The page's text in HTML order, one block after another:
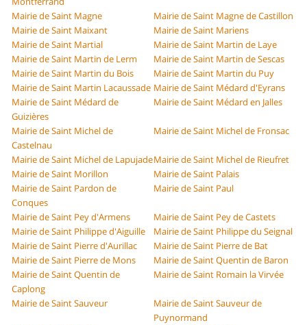
Mairie de Saint Magne
Mairie de Saint Magne de Castillon
Mairie de Saint Maixant
Mairie de Saint Mariens
Mairie de Saint Martial
Mairie de Saint Martin de Laye
Mairie de Saint Martin de Lerm
Mairie de Saint Martin de Sescas
Mairie de Saint Martin du Bois
Mairie de Saint Martin du Puy
Mairie de Saint Martin Lacaussade Mairie de Saint Médard d'Eyrans
Mairie de Saint Médard de
Guizières
Mairie de Saint Médard en Jalles
Mairie de Saint Michel de
Castelnau
Mairie de Saint Michel de Fronsac
Mairie de Saint Michel de LapujadeMairie de Saint Michel de Rieufret
Mairie de Saint Morillon
Mairie de Saint Palais
Mairie de Saint Pardon de
Conques
Mairie de Saint Paul
Mairie de Saint Pey d'Armens
Mairie de Saint Pey de Castets
Mairie de Saint Philippe d'Aiguille
Mairie de Saint Philippe du Seignal
Mairie de Saint Pierre d'Aurillac
Mairie de Saint Pierre de Bat
Mairie de Saint Pierre de Mons
Mairie de Saint Quentin de Baron
Mairie de Saint Quentin de
Caplong
Mairie de Saint Romain la Virvée
Mairie de Saint Sauveur
Mairie de Saint Sauveur de
Puynormand